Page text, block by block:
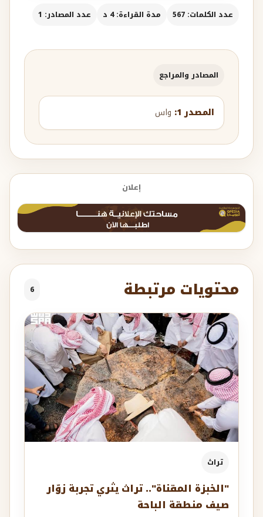
عدد الكلمات: 567 مدة القراءة: 4 د عدد المصادر: 1
المصادر والمراجع
المصدر 1: واس
إعلان
محتويات مرتبطة 6
تراث
"الخبزة المقناة".. تراث يثري تجربة زوّار
صيف منطقة الباحة